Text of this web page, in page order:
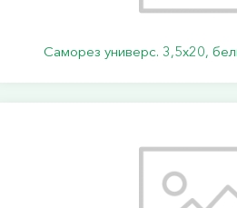
Саморез универс. 3,5х20,